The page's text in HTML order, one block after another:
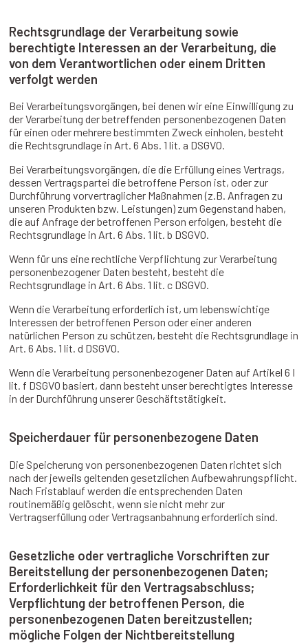
Rechtsgrundlage der Verarbeitung sowie
berechtigte Interessen an der Verarbeitung, die
von dem Verantwortlichen oder einem Dritten
verfolgt werden
Bei Verarbeitungsvorgängen, bei denen wir eine Einwilligung zu
der Verarbeitung der betreffenden personenbezogenen Daten
für einen oder mehrere bestimmten Zweck einholen, besteht
die Rechtsgrundlage in Art. 6 Abs. 1 lit. a DSGVO.
Bei Verarbeitungsvorgängen, die die Erfüllung eines Vertrags,
dessen Vertragspartei die betroffene Person ist, oder zur
Durchführung vorvertraglicher Maßnahmen (z.B. Anfragen zu
unseren Produkten bzw. Leistungen) zum Gegenstand haben,
die auf Anfrage der betroffenen Person erfolgen, besteht die
Rechtsgrundlage in Art. 6 Abs. 1 lit. b DSGVO.
Wenn für uns eine rechtliche Verpflichtung zur Verarbeitung
personenbezogener Daten besteht, besteht die
Rechtsgrundlage in Art. 6 Abs. 1 lit. c DSGVO.
Wenn die Verarbeitung erforderlich ist, um lebenswichtige
Interessen der betroffenen Person oder einer anderen
natürlichen Person zu schützen, besteht die Rechtsgrundlage in
Art. 6 Abs. 1 lit. d DSGVO.
Wenn die Verarbeitung personenbezogener Daten auf Artikel 6 I
lit. f DSGVO basiert, dann besteht unser berechtigtes Interesse
in der Durchführung unserer Geschäftstätigkeit.
Speicherdauer für personenbezogene Daten
Die Speicherung von personenbezogenen Daten richtet sich
nach der jeweils geltenden gesetzlichen Aufbewahrungspflicht.
Nach Fristablauf werden die entsprechenden Daten
routinemäßig gelöscht, wenn sie nicht mehr zur
Vertragserfüllung oder Vertragsanbahnung erforderlich sind.
Gesetzliche oder vertragliche Vorschriften zur
Bereitstellung der personenbezogenen Daten;
Erforderlichkeit für den Vertragsabschluss;
Verpflichtung der betroffenen Person, die
personenbezogenen Daten bereitzustellen;
mögliche Folgen der Nichtbereitstellung